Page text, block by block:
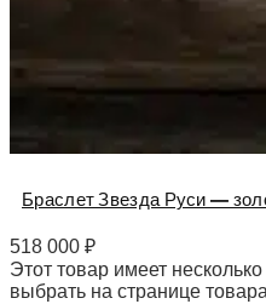
Браслет Звезда Руси —
518 000 ₽
Этот товар имеет
выбрать на странице